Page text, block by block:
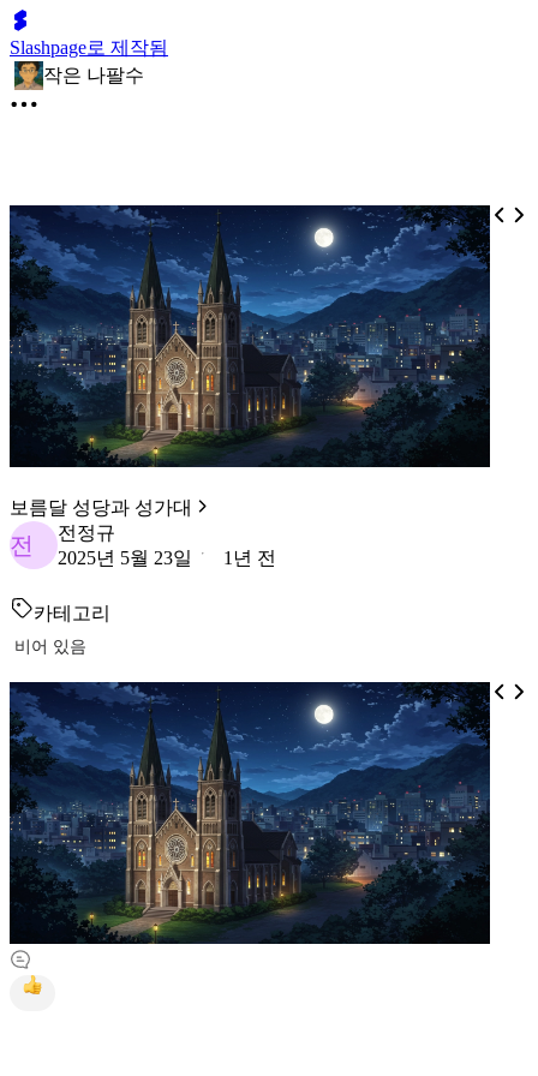
Slashpage로 제작됨
작은 나팔수
보름달 성당과 성가대
전
전정규
2025년 5월 23일
1년 전
카테고리
비어 있음